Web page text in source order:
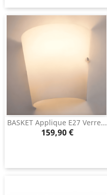
BASKET Applique E27 Verre...
Prix
159,90 €